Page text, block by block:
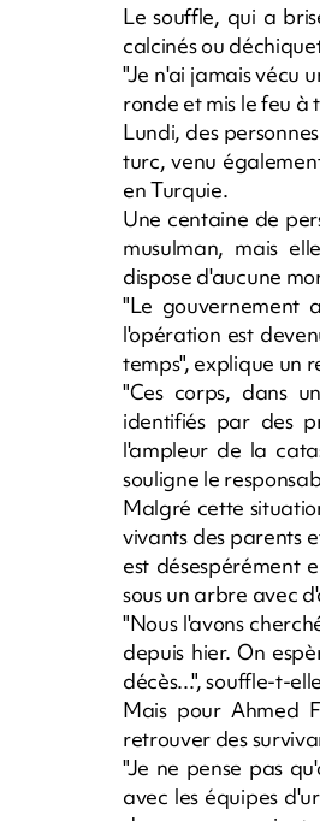
Le souffle, qui a
calcinés ou
"Je n'ai jamais vécu
ronde et mis le feu à
Lundi, des
turc, venu
en Turquie.
Une centaine de
musulman, mais
dispose d'aucune
"Le gouvernement
l'opération est
temps", explique un
"Ces corps, dans
identifiés par des
l'ampleur de la
souligne le
Malgré cette
vivants des parents
est désespérément
sous un arbre avec
"Nous l'avons
depuis hier. On
décès...", souffle-t-
Mais pour Ahmed
retrouver des
"Je ne pense pas
avec les équipes